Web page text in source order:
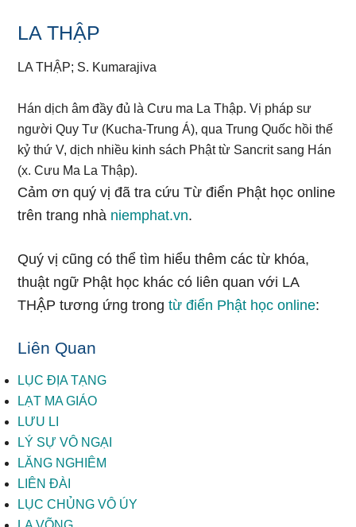
LA THẬP
LA THẬP; S. Kumarajiva
Hán dịch âm đầy đủ là Cưu ma La Thập. Vị pháp sư
người Quy Tư (Kucha-Trung Á), qua Trung Quốc hồi thế
kỷ thứ V, dịch nhiều kinh sách Phật từ Sancrit sang Hán
(x. Cưu Ma La Thập).
Cảm ơn quý vị đã tra cứu Từ điển Phật học online
trên trang nhà niemphat.vn.
Quý vị cũng có thể tìm hiểu thêm các từ khóa,
thuật ngữ Phật học khác có liên quan với LA
THẬP tương ứng trongtừ điển Phật học online:
Liên Quan
LỤC ĐỊA TẠNG
LẠT MA GIÁO
LƯU LI
LÝ SỰ VÔ NGẠI
LĂNG NGHIÊM
LIÊN ĐÀI
LỤC CHỦNG VÔ ÚY